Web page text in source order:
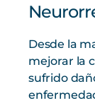
Desde la
mejorar la
sufrido